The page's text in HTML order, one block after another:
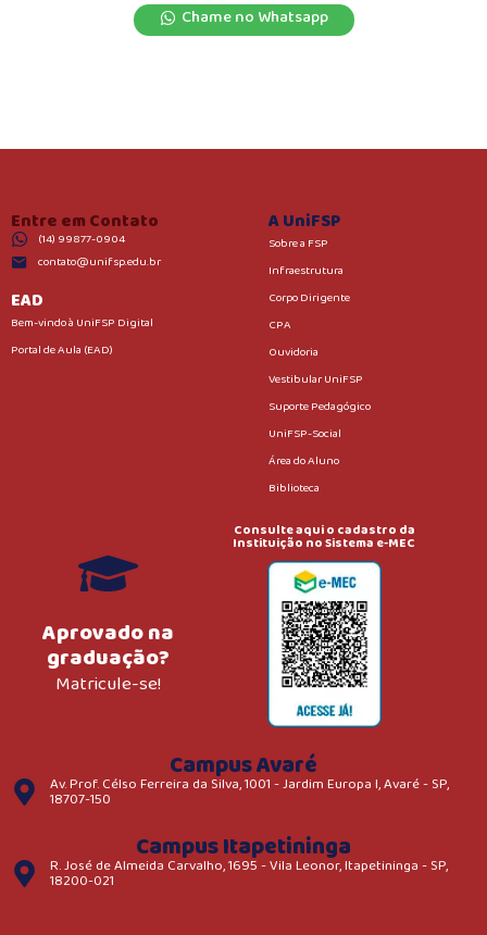
Chame no Whatsapp
Entre em Contato
(14) 99877-0904
contato@unifsp.edu.br
EAD
Bem-vindo à UniFSP Digital
Portal de Aula (EAD)
A UniFSP
Sobre a FSP
Infraestrutura
Corpo Dirigente
CPA
Ouvidoria
Vestibular UniFSP
Suporte Pedagógico
UniFSP-Social
Área do Aluno
Biblioteca
Aprovado na
graduação?
Matricule-se!
Consulte aqui o cadastro da
Instituição no Sistema e-MEC
Campus Avaré
Av. Prof. Célso Ferreira da Silva, 1001 - Jardim Europa I, Avaré - SP,
18707-150
Campus Itapetininga
R. José de Almeida Carvalho, 1695 - Vila Leonor, Itapetininga - SP,
18200-021